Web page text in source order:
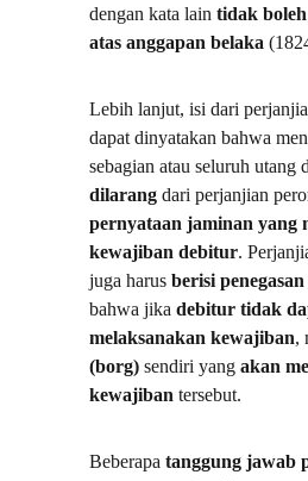
dengan kata lain tidak
atas anggapan belaka
Lebih lanjut, isi dari
dapat dinyatakan bahwa
sebagian atau seluruh utang
dilarang dari perjanjian
pernyataan jaminan yang
kewajiban debitur.
juga harus berisi
bahwa jika debitur tidak
melaksanakan kewajiban,
(borg) sendiri yang akan
kewajiban tersebut.
Beberapa tanggung jawab